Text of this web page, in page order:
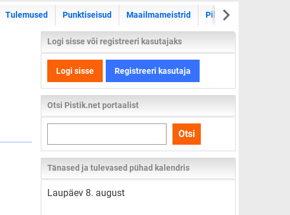
Tulemused Punktiseisud WRC ralli
Maailmameistrid Pildid
Logi sisse või registreeri kasutajaks
Logi sisse Registreeri kasutaja
Otsi Pistik.net portaalist
kogu
lehelt
Otsi
Tänased ja tulevased pühad kalendris
Laupäev 8. august